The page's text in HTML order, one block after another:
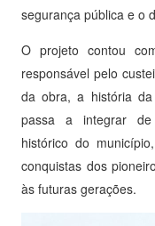
segurança pública e o
O projeto contou
responsável pelo
da obra, a história
passa a integrar de
histórico do
conquistas dos
às futuras gerações.